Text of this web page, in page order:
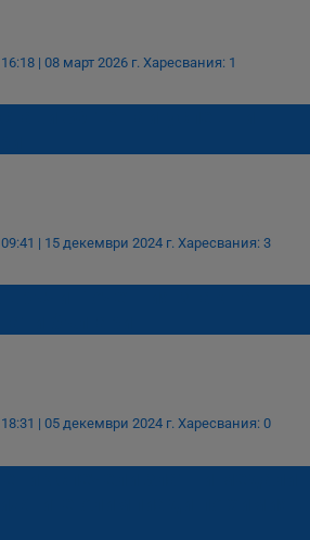
16:18 | 08 март 2026 г. Харесвания: 1
09:41 | 15 декември 2024 г. Харесвания: 3
18:31 | 05 декември 2024 г. Харесвания: 0